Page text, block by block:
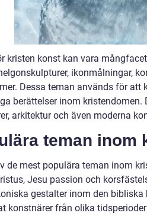
kristen konst kan vara
ikonmålningar,
Dessa teman används för
berättelser inom kristendomen.
arkitektur och även moderna
teman inom
de mest populära teman inom
Jesu passion och
gestalter inom den bibliska
konstnärer från olika